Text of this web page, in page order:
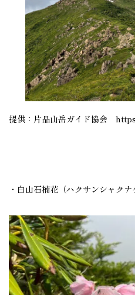
提供：片品山岳ガイド協会
・白山石楠花（ハクサンシャクナ